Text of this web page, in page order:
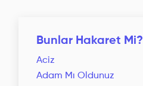
Bunlar Hakaret Mi?
Aciz
Adam Mı Oldunuz